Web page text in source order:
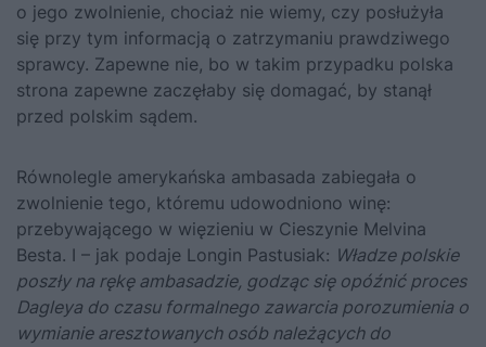
o jego zwolnienie, chociaż nie wiemy, czy posłużyła
się przy tym informacją o zatrzymaniu prawdziwego
sprawcy. Zapewne nie, bo w takim przypadku polska
strona zapewne zaczęłaby się domagać, by stanął
przed polskim sądem.
Równolegle amerykańska ambasada zabiegała o
zwolnienie tego, któremu udowodniono winę:
przebywającego w więzieniu w Cieszynie Melvina
Besta. I – jak podaje Longin Pastusiak: Władze polskie
poszły na rękę ambasadzie, godząc się opóźnić proces
Dagleya do czasu formalnego zawarcia porozumienia o
wymianie aresztowanych osób należących do